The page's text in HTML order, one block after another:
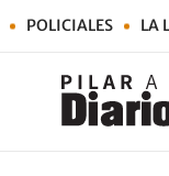
POLICIALES LA